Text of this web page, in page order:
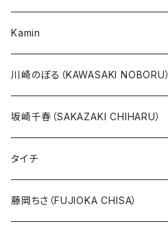
20万未満
イバラード新作版画2026
ジャングル大帝
その他
あしたのジョー
その他
人気作品TOP5
Kamin
版画
川崎のぼる（KAWASAKI NOBORU）
坂崎千春（SAKAZAKI CHIHARU）
タイチ
藤岡ちさ（FUJIOKA CHISA）